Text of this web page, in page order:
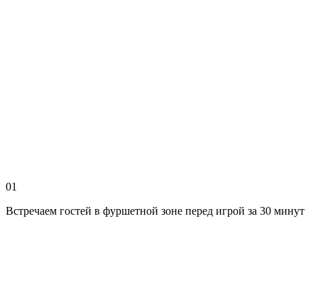
01
Встречаем гостей в фуршетной зоне перед игрой за 30 минут